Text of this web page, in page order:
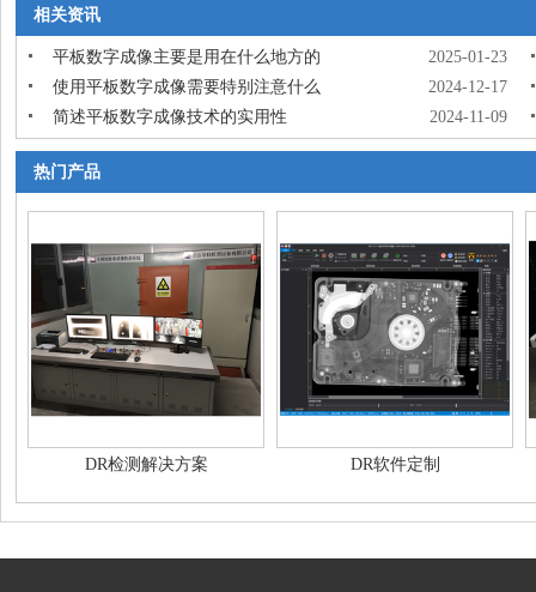
相关资讯
2025-01-23
平板数字成像主要是用在什么地方的
2024-12-17
使用平板数字成像需要特别注意什么
2024-11-09
简述平板数字成像技术的实用性
热门产品
DR检测解决方案 DR软件定制